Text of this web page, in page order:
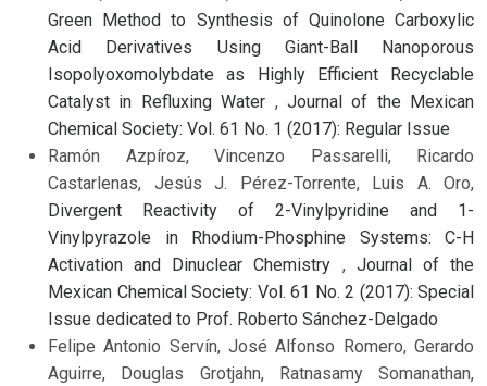
Green Method to Synthesis of Quinolone Carboxylic
Acid Derivatives Using Giant-Ball Nanoporous
Isopolyoxomolybdate as Highly Efficient Recyclable
Catalyst in Refluxing Water , Journal of the Mexican
Chemical Society: Vol. 61 No. 1 (2017): Regular Issue
Ramón Azpíroz, Vincenzo Passarelli, Ricardo
Castarlenas, Jesús J. Pérez-Torrente, Luis A. Oro,
Divergent Reactivity of 2-Vinylpyridine and 1-
Vinylpyrazole in Rhodium-Phosphine Systems: C-H
Activation and Dinuclear Chemistry , Journal of the
Mexican Chemical Society: Vol. 61 No. 2 (2017): Special
Issue dedicated to Prof. Roberto Sánchez-Delgado
Felipe Antonio Servín, José Alfonso Romero, Gerardo
Aguirre, Douglas Grotjahn, Ratnasamy Somanathan,